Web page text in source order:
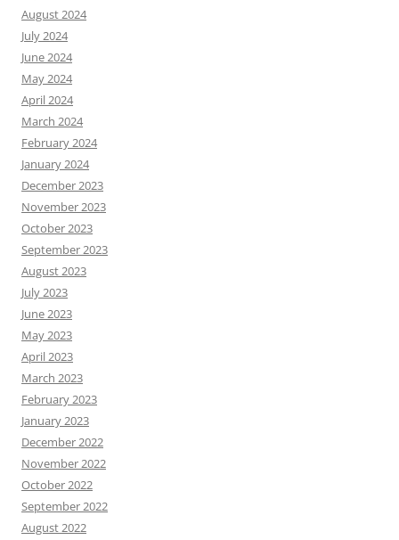
August 2024
July 2024
June 2024
May 2024
April 2024
March 2024
February 2024
January 2024
December 2023
November 2023
October 2023
September 2023
August 2023
July 2023
June 2023
May 2023
April 2023
March 2023
February 2023
January 2023
December 2022
November 2022
October 2022
September 2022
August 2022